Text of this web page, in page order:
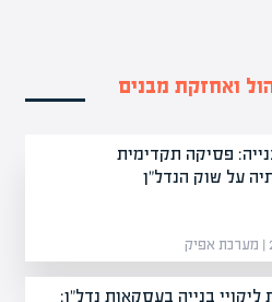
ואחזקת מבנים
פסיקה תקדימית
על שוק הנדל"ן
בנייה בעסקאות נדל"ן: